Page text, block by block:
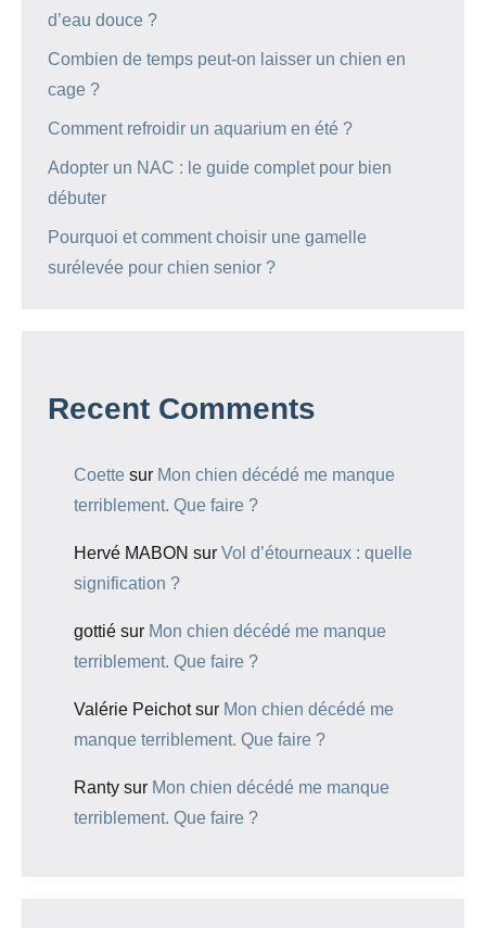
d’eau douce ?
Combien de temps peut-on laisser un chien en
cage ?
Comment refroidir un aquarium en été ?
Adopter un NAC : le guide complet pour bien
débuter
Pourquoi et comment choisir une gamelle
surélevée pour chien senior ?
Recent Comments
Coette sur Mon chien décédé me manque
terriblement. Que faire ?
Hervé MABON sur Vol d’étourneaux : quelle
signification ?
gottié sur Mon chien décédé me manque
terriblement. Que faire ?
Valérie Peichotsur Mon chien décédé me
manque terriblement. Que faire ?
Ranty sur Mon chien décédé me manque
terriblement. Que faire ?